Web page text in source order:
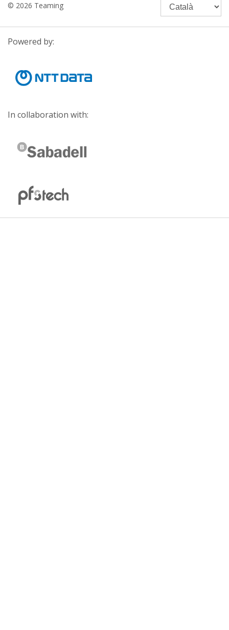
© 2026 Teaming
Powered by:
In collaboration with: